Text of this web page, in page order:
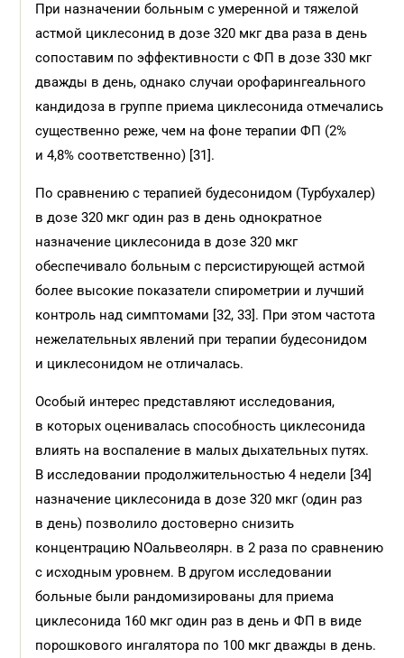
При назначении больным с умеренной и тяжелой
астмой циклесонид в дозе 320 мкг два раза в день
сопоставим по эффективности с ФП в дозе 330 мкг
дважды в день, однако случаи орофарингеального
кандидоза в группе приема циклесонида отмечались
существенно реже, чем на фоне терапии ФП (2%
и 4,8% соответственно) [31].
По сравнению с терапией будесонидом (Турбухалер)
в дозе 320 мкг один раз в день однократное
назначение циклесонида в дозе 320 мкг
обеспечивало больным с персистирующей астмой
более высокие показатели спирометрии и лучший
контроль над симптомами [32, 33]. При этом частота
нежелательных явлений при терапии будесонидом
и циклесонидом не отличалась.
Особый интерес представляют исследования,
в которых оценивалась способность циклесонида
влиять на воспаление в малых дыхательных путях.
В исследовании продолжительностью 4 недели [34]
назначение циклесонида в дозе 320 мкг (один раз
в день) позволило достоверно снизить
концентрацию NOальвеолярн. в 2 раза по сравнению
с исходным уровнем. В другом исследовании
больные были рандомизированы для приема
циклесонида 160 мкг один раз в день и ФП в виде
порошкового ингалятора по 100 мкг дважды в день.